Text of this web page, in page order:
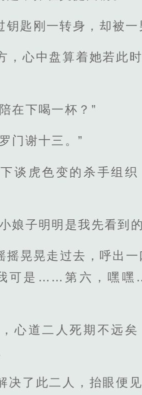
匙刚一转身，却被一
，心中盘算着她若此
在下喝一杯？”
门谢十三。”
谈虎色变的杀手组
娘子明明是我先看到
晃晃走过去，呼出一
可是……第六，嘿
心道二人死期不远
决了此二人，抬眼便